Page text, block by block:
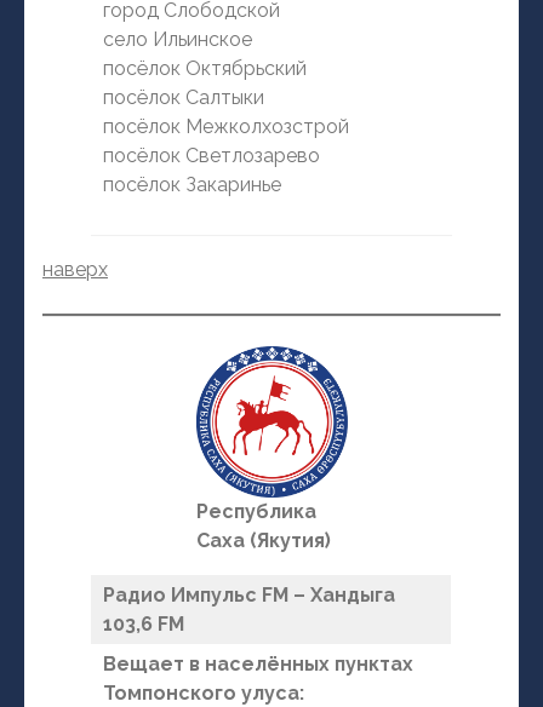
город Слободской
село Ильинское
посёлок Октябрьский
посёлок Салтыки
посёлок Межколхозстрой
посёлок Светлозарево
посёлок Закаринье
наверх
Республика
Саха (Якутия)
Радио Импульс FM – Хандыга
103,6 FM
Вещает в населённых пунктах
Томпонского улуса: